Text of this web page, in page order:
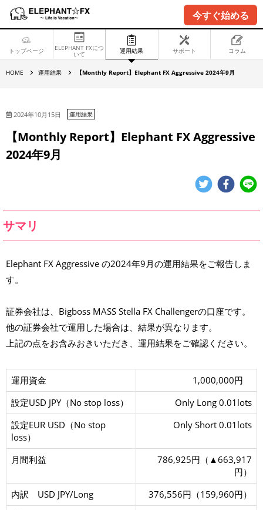
今すぐ始める
トップページ ELEPHANT FXにつ
いて 運用結果 サポート コラム
HOME
h
R
p
e
h
F
X
e
s
v
0
2
4
年
9
月
運用結果 【Monthly Report】Elephant FX Aggressive 2024年9月
2024年10月15日 運用結果
【Monthly Report】Elephant FX Aggressive
2024年9月
サマリ
Elephant FX Aggressive の2024年9月の運用結果をご報告しま
す。
証券会社は、Bigboss MASS Stella FX Challengerの口座です。
他の証券会社で運用した場合は、結果が異なります。
上記の点をお含みおきいただき、運用結果をご確認ください。
運用資金
1,000,000円
設定USD JPY（No stop loss）
Only Long 0.01lots
設定EUR USD（No stop
loss）
Only Short 0.01lots
月間利益
786,925円（▲663,917
円）
内訳 USD JPY/Long
376,556円（159,960円）